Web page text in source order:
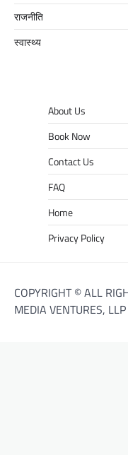
राजनीति
स्वास्थ्य
About Us
Book Now
Contact Us
FAQ
Home
Privacy Policy
COPYRIGHT © ALL
MEDIA VENTURES, LLP